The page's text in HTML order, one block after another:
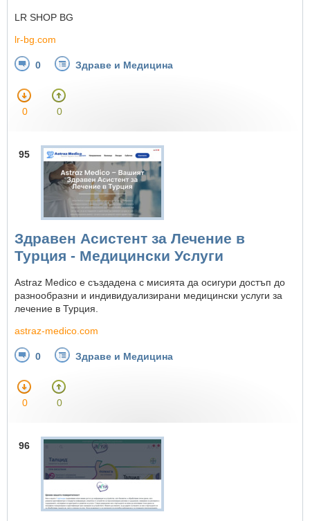
LR SHOP BG
lr-bg.com
0 Здраве и Медицина
0 0
95
Здравен Асистент за Лечение в
Турция - Медицински Услуги
Astraz Medico е създадена с мисията да осигури достъп до
разнообразни и индивидуализирани медицински услуги за
лечение в Турция.
astraz-medico.com
0 Здраве и Медицина
0 0
96